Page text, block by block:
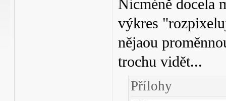
Nicméně docela
výkres
nějaou
trochu vidět...
Přílohy